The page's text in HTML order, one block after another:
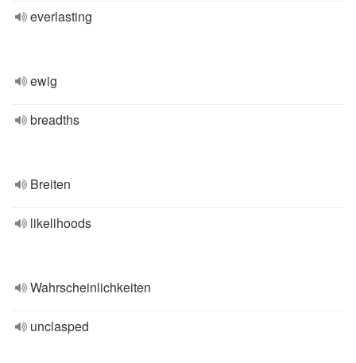
everlasting
ewig
breadths
Breiten
likelihoods
Wahrscheinlichkeiten
unclasped